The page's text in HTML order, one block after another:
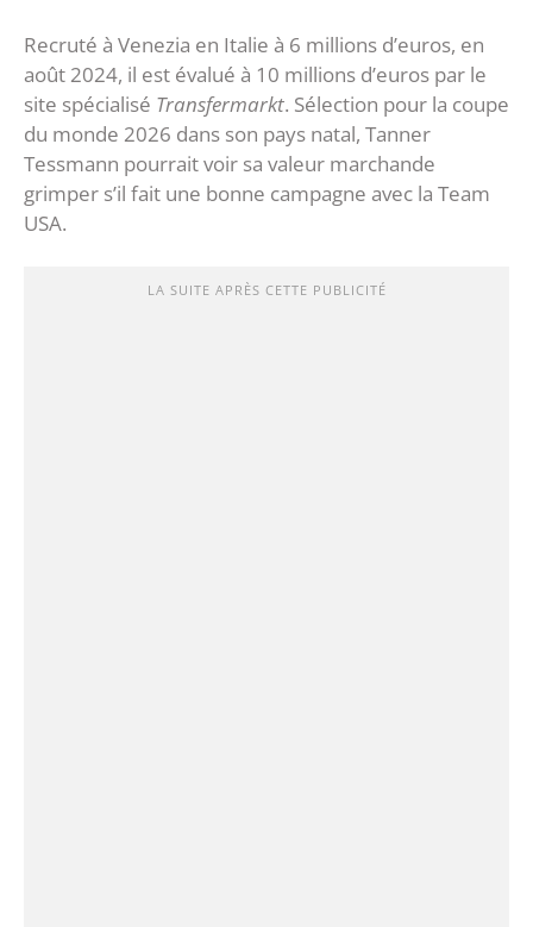
Recruté à Venezia en Italie à 6 millions d’euros, en
août 2024, il est évalué à 10 millions d’euros par le
site spécialisé Transfermarkt. Sélection pour la coupe
du monde 2026 dans son pays natal, Tanner
Tessmann pourrait voir sa valeur marchande
grimper s’il fait une bonne campagne avec la Team
USA.
LA SUITE APRÈS CETTE PUBLICITÉ